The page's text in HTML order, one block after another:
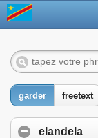
garder freetext
elandela